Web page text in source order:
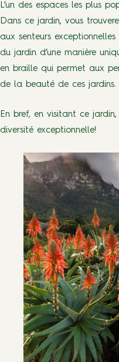
L’un des espaces les plus
Dans ce jardin, vous
aux senteurs
du jardin d’une manière
en braille qui permet aux
de la beauté de ces jardins.
En bref, en visitant ce
diversité exceptionnelle!